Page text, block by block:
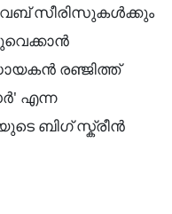
സീരിസുകൾക്കും
രഞ്ജിത്ത്
എന്ന
ബിഗ് സ്ക്രീൻ